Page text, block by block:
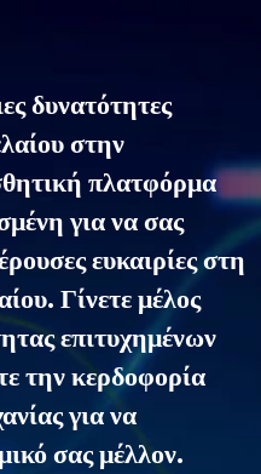
δυνατότητες
στην
πλατφόρμα
για να σας
ευκαιρίες στη
Γίνετε μέλος
επιτυχημένων
την κερδοφορία
για να
σας μέλλον.